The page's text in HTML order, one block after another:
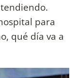
para
qué día va a